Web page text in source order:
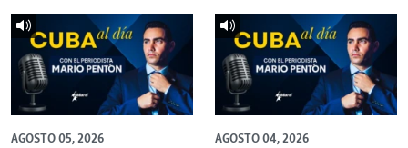
AGOSTO 05, 2026
AGOSTO 04, 2026